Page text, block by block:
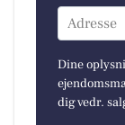
Adresse
Dine
dig vedr.